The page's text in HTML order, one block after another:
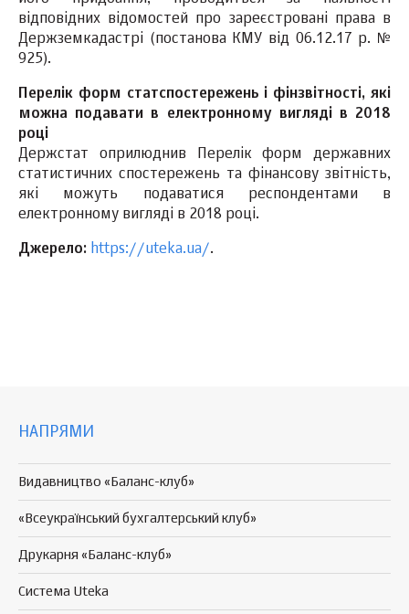
відповідних відомостей про зареєстровані права в
Держземкадастрі (постанова КМУ від 06.12.17 р. №
925).
Перелік форм статспостережень і фінзвітності, які
можна подавати в електронному вигляді в 2018
році
Держстат оприлюднив Перелік форм державних
статистичних спостережень та фінансову звітність,
які можуть подаватися респондентами в
електронному вигляді в 2018 році.
Джерело: https://uteka.ua/.
НАПРЯМИ
Видавництво «Баланс-клуб»
«Всеукраїнський бухгалтерський клуб»
Друкарня «Баланс-клуб»
Система Uteka